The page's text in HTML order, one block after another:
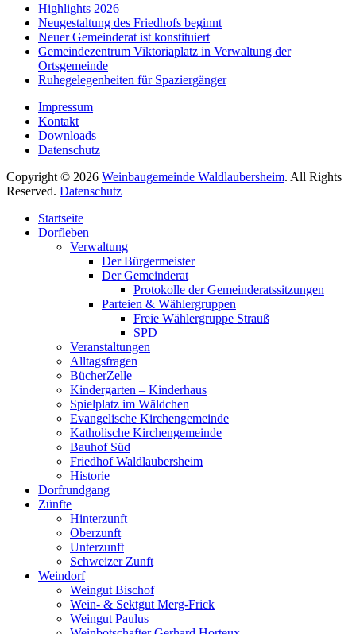
Highlights 2026
Neugestaltung des Friedhofs beginnt
Neuer Gemeinderat ist konstituiert
Gemeindezentrum Viktoriaplatz in Verwaltung der
Ortsgemeinde
Ruhegelegenheiten für Spaziergänger
Impressum
Kontakt
Downloads
Datenschutz
Copyright © 2026 Weinbaugemeinde Waldlaubersheim. All Rights
Reserved. Datenschutz
oben
scrollen
Startseite
Dorfleben
Verwaltung
Der Bürgermeister
Der Gemeinderat
Protokolle der Gemeinderatssitzungen
Parteien & Wählergruppen
Freie Wählergruppe Strauß
SPD
Veranstaltungen
Alltagsfragen
BücherZelle
Kindergarten – Kinderhaus
Spielplatz im Wäldchen
Evangelische Kirchengemeinde
Katholische Kirchengemeinde
Bauhof Süd
Friedhof Waldlaubersheim
Historie
Dorfrundgang
Zünfte
Hinterzunft
Oberzunft
Unterzunft
Schweizer Zunft
Weindorf
Weingut Bischof
Wein- & Sektgut Merg-Frick
Weingut Paulus